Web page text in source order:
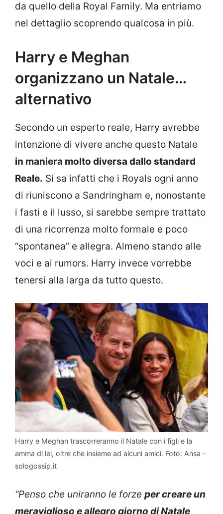
da quello della Royal Family. Ma entriamo
nel dettaglio scoprendo qualcosa in più.
Harry e Meghan
organizzano un Natale…
alternativo
Secondo un esperto reale, Harry avrebbe
intenzione di vivere anche questo Natale
in maniera molto diversa dallo standard
Reale. Si sa infatti che i Royals ogni anno
di riuniscono a Sandringham e, nonostante
i fasti e il lusso, si sarebbe sempre trattato
di una ricorrenza molto formale e poco
“spontanea” e allegra. Almeno stando alle
voci e ai rumors. Harry invece vorrebbe
tenersi alla larga da tutto questo.
Harry e Meghan trascorreranno il Natale con i figli e la
amma di lei, oltre che insieme ad alcuni amici. Foto: Ansa –
sologossip.it
“Penso che uniranno le forze per creare un
meraviglioso e allegro giorno di Natale